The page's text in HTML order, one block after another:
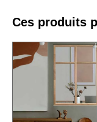
Origine de
fabrication
Ces produits